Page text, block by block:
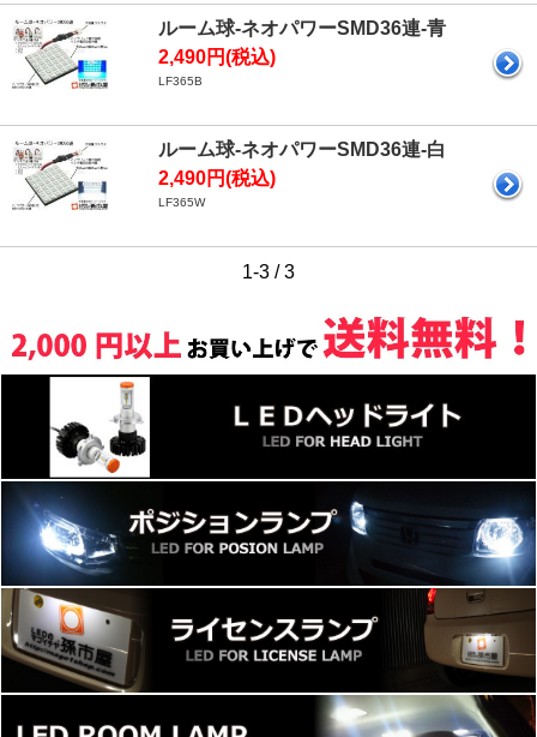
ルーム球-ネオパワーSMD36連-青
2,490円(税込)
LF365B
ルーム球-ネオパワーSMD36連-白
2,490円(税込)
LF365W
1-3 / 3